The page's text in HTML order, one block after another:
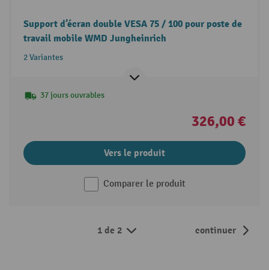
Support d’écran double VESA 75 / 100 pour poste de
travail mobile WMD Jungheinrich
2 Variantes
37 jours ouvrables
326,00 €
Vers le produit
Comparer le produit
1 de 2 continuer